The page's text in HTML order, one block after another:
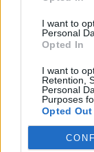
I want to
Personal
Opted In
I want to
Retention,
Personal
Purposes
Opted Out
e-cars.hu - 2023-08-27
Átalakul a